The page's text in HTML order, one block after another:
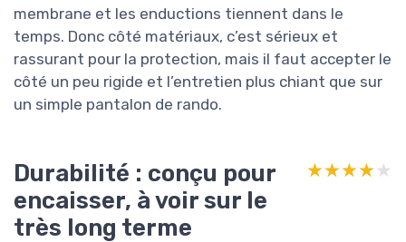
membrane et les enductions tiennent dans le
temps. Donc côté matériaux, c’est sérieux et
rassurant pour la protection, mais il faut accepter le
côté un peu rigide et l’entretien plus chiant que sur
un simple pantalon de rando.
Durabilité : conçu pour
encaisser, à voir sur le
très long terme
★★★★★
★★★★★